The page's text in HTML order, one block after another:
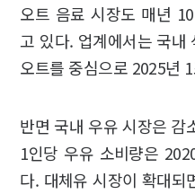
오트 음료 시장도 매년
고 있다. 업계에서는 국내
오트를 중심으로 2025년
반면 국내 우유 시장은 감
1인당 우유 소비량은
다. 대체유 시장이 확대되